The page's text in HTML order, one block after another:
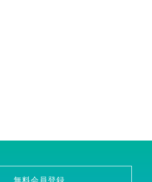
無料会員登録